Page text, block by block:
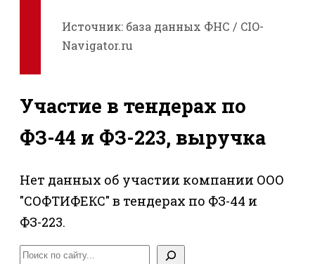
Источник: база данных ФНС / CIO-
Navigator.ru
Участие в тендерах по
ФЗ-44 и ФЗ-223, выручка
Нет данных об участии компании ООО
"СОФТИФЕКС" в тендерах по ФЗ-44 и
ФЗ-223.
Поиск